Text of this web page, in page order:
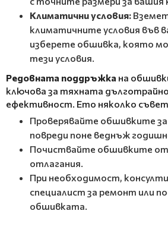
Климатични условия:
климатичните условия във
изберете обшивка, която
тези условия.
Редовната поддръжка на
ключова за тяхната
ефективност. Ето няколко
Проверявайте обшивките за
повреди поне веднъж
Почиствайте обшивките
отлагания.
При необходимост,
специалист за ремонт или
обшивката.